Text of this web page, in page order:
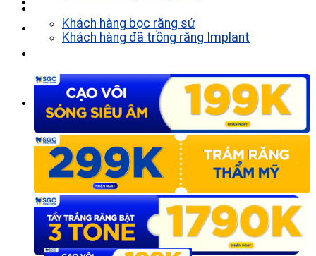
Khách hàng bọc răng sứ
Khách hàng đã trồng răng Implant